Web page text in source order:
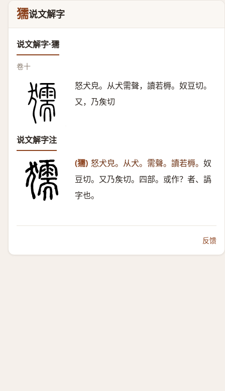
獳说文解字
说文解字·獳
卷十
怒犬皃。从犬需聲，讀若槈。奴豆切。
又，乃矦切
说文解字注
(獳) 怒犬皃。从犬。需聲。讀若槈。 奴
豆切。又乃矦切。四部。或作？者、譌
字也。
反馈